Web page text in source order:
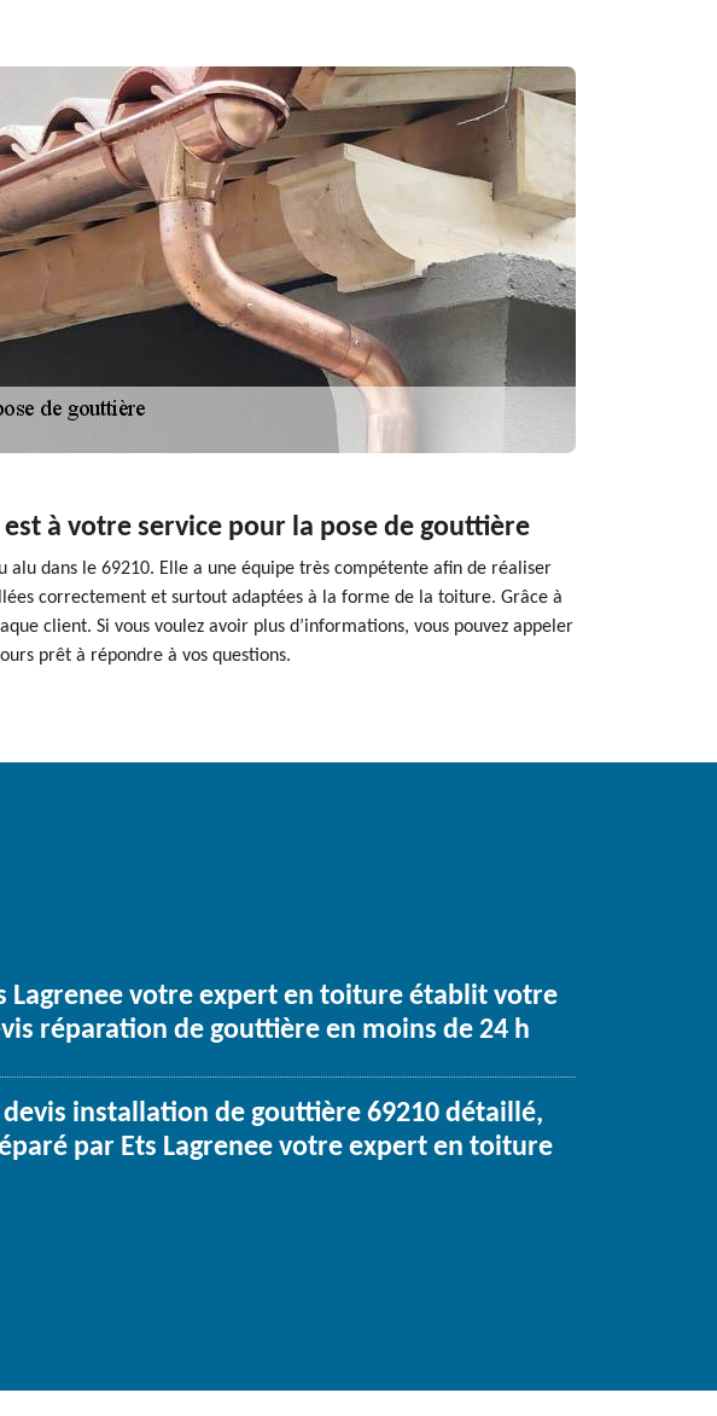
à votre service pour la pose de gouttière
alu dans le 69210. Elle a une équipe très compétente afin de réaliser
correctement et surtout adaptées à la forme de la toiture. Grâce à
client. Si vous voulez avoir plus d’informations, vous pouvez appeler
prêt à répondre à vos questions.
Lagrenee votre expert en toiture établit votre
réparation de gouttière en moins de 24 h
devis installation de gouttière 69210 détaillé,
par Ets Lagrenee votre expert en toiture